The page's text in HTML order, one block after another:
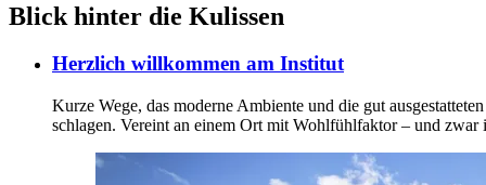
Blick hinter die Kulissen
Herzlich willkommen am Institut
Kurze Wege, das moderne Ambiente und die gut
schlagen. Vereint an einem Ort mit Wohlfühlfaktor – und zwar